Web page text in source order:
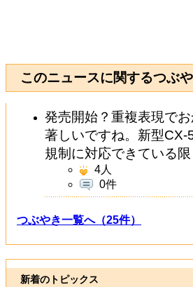
このニュースに関するつぶ
発売開始？重複表現で
著しいですね。新型
規制に対応できている
4人
0件
つぶやき一覧へ（25件）
新着のトピックス